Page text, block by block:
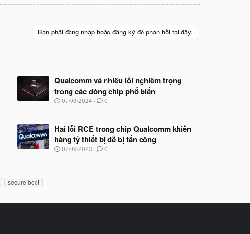
Bạn phải đăng nhập hoặc đăng ký để phản hồi tại đây.
Qualcomm vá nhiều lỗi nghiêm trọng
trong các dòng chip phổ biến
N
b
ắ
t
07/03/2024 0
Hai lỗi RCE trong chip Qualcomm khiến
hàng tỷ thiết bị dễ bị tấn công
N
đ
07/09/2023 0
secure boot